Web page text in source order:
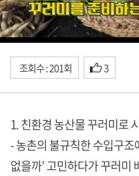
조회수 : 201회 3
1. 친환경 농산물 꾸러미로
- 농촌의 불규칙한 수입구조
없을까’ 고민하다가 꾸러미